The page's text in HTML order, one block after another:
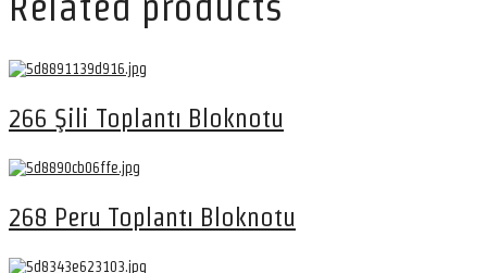
266 Şili Toplantı Bloknotu
268 Peru Toplantı Bloknotu